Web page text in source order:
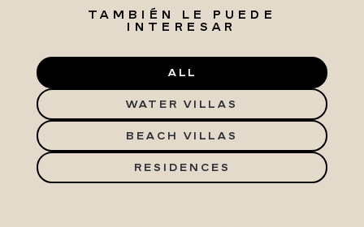
TAMBIÉN LE PUEDE
INTERESAR
ALL
WATER VILLAS
BEACH VILLAS
RESIDENCES